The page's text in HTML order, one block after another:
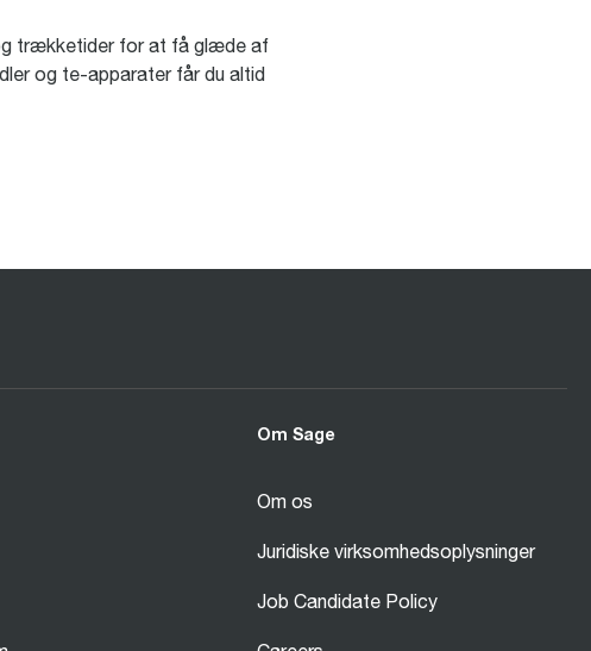
trækketider for at få glæde af
og te-apparater får du altid
Om Sage
Om os
Juridiske virksomhedsoplysninger
Job Candidate Policy